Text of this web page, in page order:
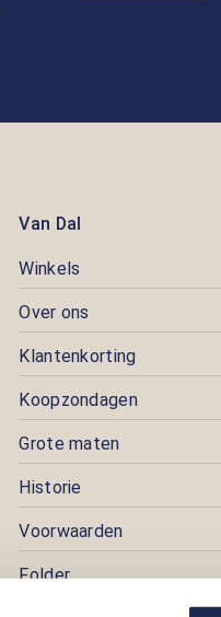
Van Dal
Winkels
Over ons
Klantenkorting
Koopzondagen
Grote maten
Historie
Voorwaarden
Folder